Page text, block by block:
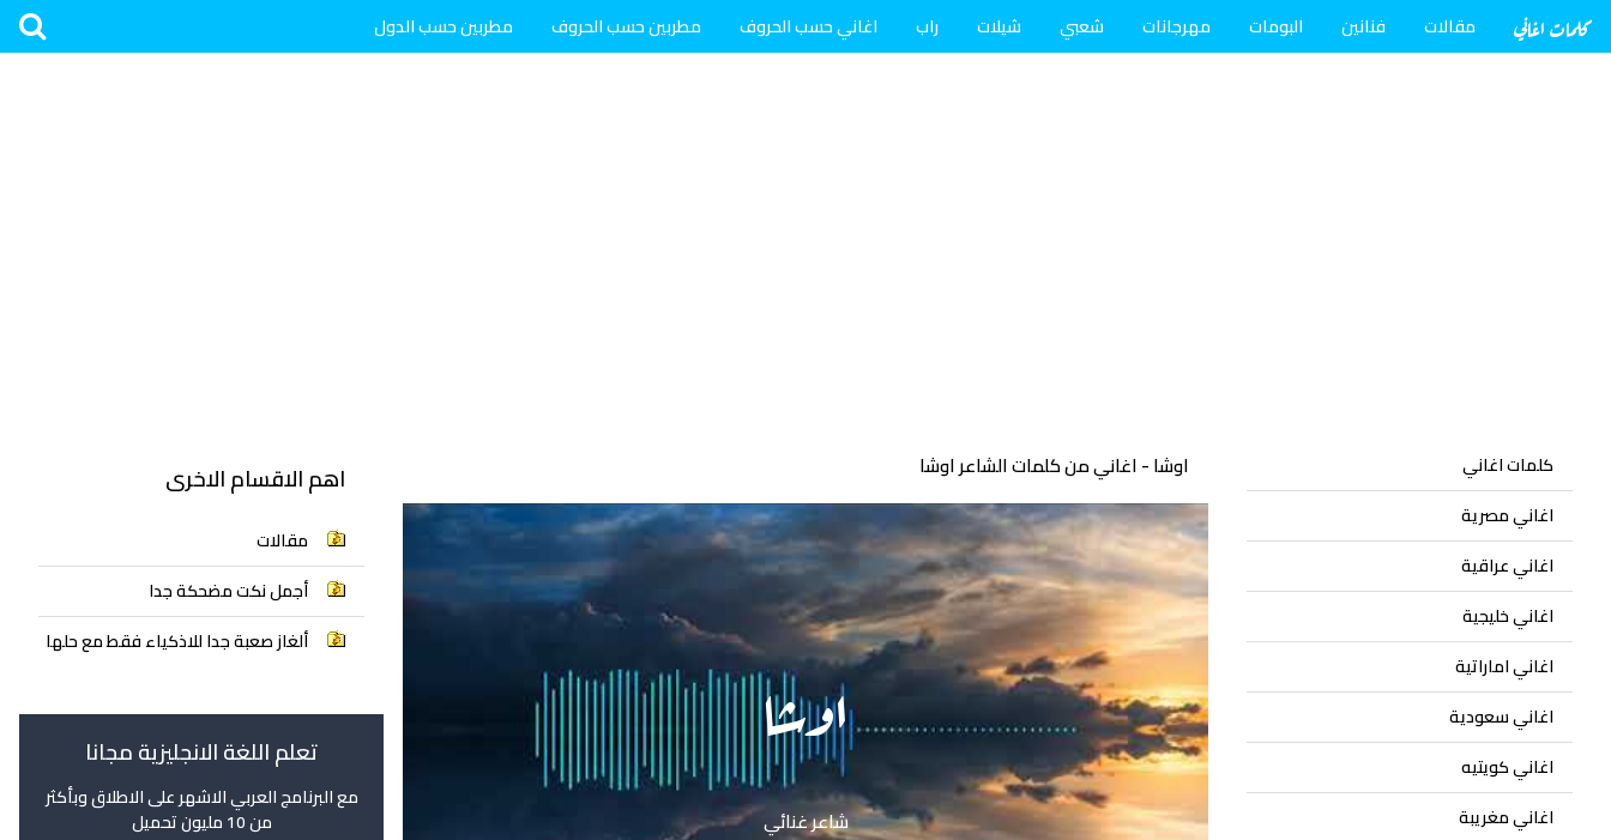
كلمات اغاني مقالات فنانين البومات مهرجانات شعبي شيلات راب اغاني حسب الحروف مطربين حسب الحروف مطربين حسب الدول
كلمات اغاني
اغاني مصرية
اغاني عراقية
اغاني خليجية
اغاني اماراتية
اغاني سعودية
اغاني كويتيه
اغاني مغريبة
اوشا - اغاني من كلمات الشاعر اوشا
اوشا
شاعر غنائي
اهم الاقسام الاخرى
مقالات
أجمل نكت مضحكة جدا
ألغاز صعبة جدا للاذكياء فقط مع حلها
تعلم اللغة الانجليزية مجانا
مع البرنامج العربي الاشهر على الاطلاق وبأكثر
من 10 مليون تحميل